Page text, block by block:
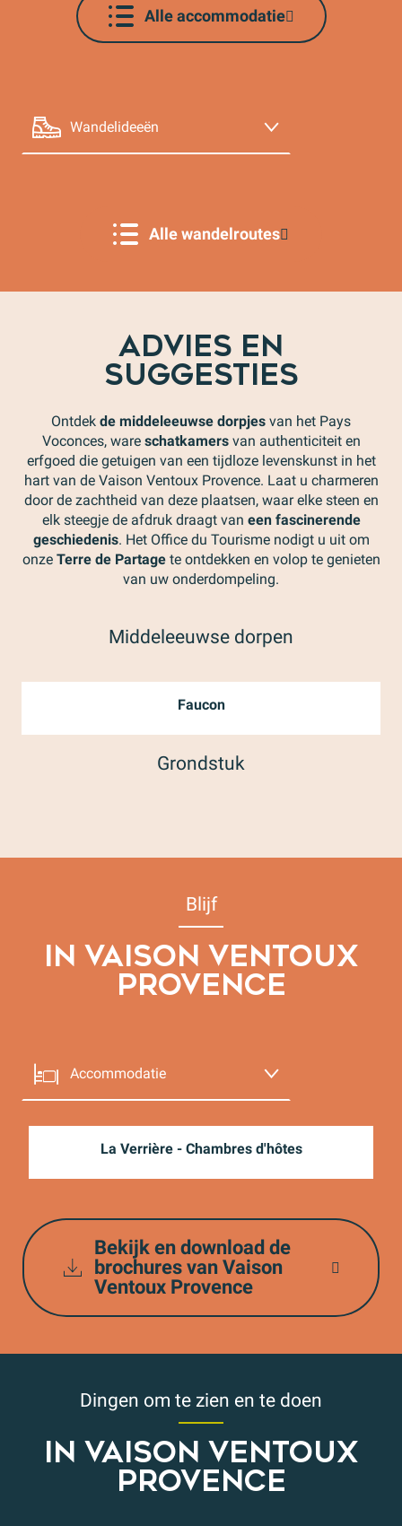
Alle accommodatie
Wandelideeën
Onze partnersAlle wandelroutes
ADVIES EN
SUGGESTIES
Ontdek de middeleeuwse dorpjes van het Pays
Voconces, ware schatkamersvan authenticiteit en
erfgoed die getuigen van een tijdloze levenskunst in het
hart van de Vaison Ventoux Provence. Laat u charmeren
door de zachtheid van deze plaatsen, waar elke steen en
elk steegje de afdruk draagt van een fascinerende
geschiedenis. Het Office du Tourisme nodigt u uit om
onze Terre de Partagete ontdekken en volop te genieten
van uw onderdompeling.
Middeleeuwse dorpen
Faucon
Grondstuk
Blijf
IN VAISON VENTOUX
PROVENCE
Accommodatie
De restaurants
Winkels en diensten
Wijn
La Verrière - Chambres d'hôtes
Bekijk en download de
brochures van Vaison
Ventoux Provence
Dingen om te zien en te doen
IN VAISON VENTOUX
PROVENCE